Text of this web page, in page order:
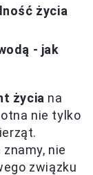
życia
- jak
życia na
nie tylko
nie
związku